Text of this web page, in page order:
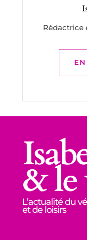
Rédactrice
L’actualité du
et de loisirs